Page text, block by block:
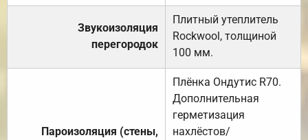
Звукоизоляция
перегородок
Плитный утеплитель
Rockwool, толщиной
100 мм.
Пароизоляция (стены,
Плёнка Ондутис R70.
Дополнительная
герметизация
нахлёстов/